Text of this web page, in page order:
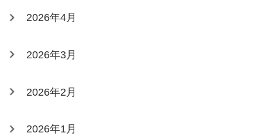
2026年4月
2026年3月
2026年2月
2026年1月